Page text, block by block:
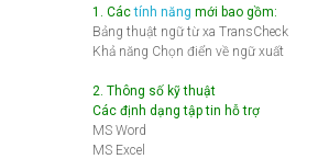
1. Cáctính năng mới bao gồm:
Bảng thuật ngữ từ xa TransCheck
Khả năng Chọn điển về ngữ xuất
2. Thông số kỹ thuật
Các định dạng tập tin hỗ trợ
MS Word
MS Excel